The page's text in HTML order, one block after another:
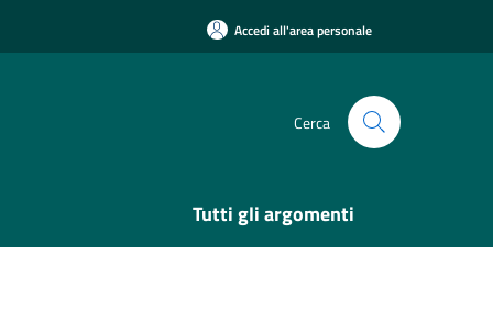
Accedi all'area personale
Cerca
Tutti gli argomenti